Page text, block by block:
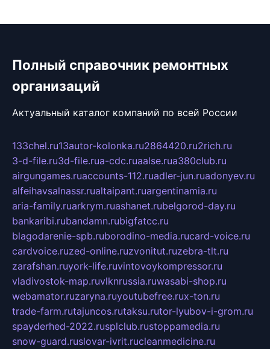
Полный справочник ремонтных
организаций
Актуальный каталог компаний по всей России
133chel.ru13autor-kolonka.ru2864420.ru2rich.ru
3-d-file.ru3d-file.rua-cdc.ruaalse.rua380club.ru
airgungames.ruaccounts-112.ruadler-jun.ruadonyev.ru
alfeihavsalnassr.rualtaipant.ruargentinamia.ru
aria-family.ruarkrym.ruashanet.rubelgorod-day.ru
bankaribi.rubandamn.rubigfatcc.ru
blagodarenie-spb.ruborodino-media.rucard-voice.ru
cardvoice.ruzed-online.ruzvonitut.ruzebra-tlt.ru
zarafshan.ruyork-life.ruvintovoykompressor.ru
vladivostok-map.ruvlknrussia.ruwasabi-shop.ru
webamator.ruzaryna.ruyoutubefree.rux-ton.ru
trade-farm.rutajuncos.rutaksu.rutor-lyubov-i-grom.ru
spayderhed-2022.rusplclub.rustoppamedia.ru
snow-guard.ruslovar-ivrit.rucleanmedicine.ru